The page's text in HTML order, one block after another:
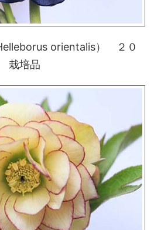
orientalis） ２０
栽培品